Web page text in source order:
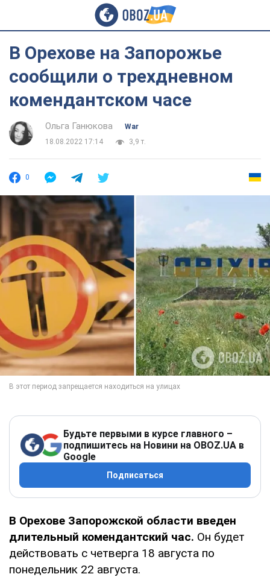
В Орехове на Запорожье
сообщили о трехдневном
комендантском часе
Ольга Ганюкова
War
18.08.2022 17:14
3,9 т.
0
Будьте первыми в курсе главного –
подпишитесь на Новини на OBOZ.UA в
Google
Подписаться
В Орехове Запорожской области введен
длительный комендантский час. Он будет
действовать с четверга 18 августа по
понедельник 22 августа.